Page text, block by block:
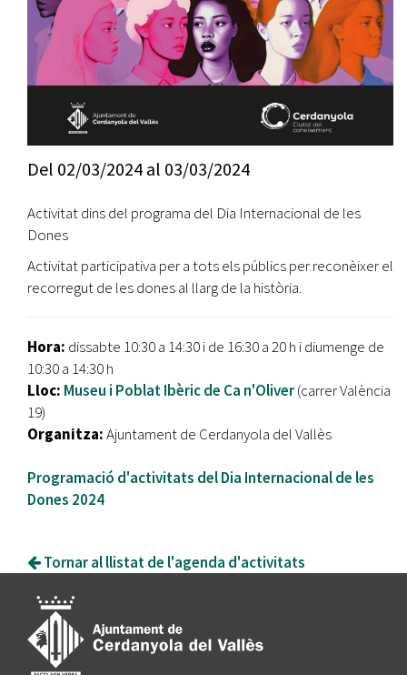
Del 02/03/2024 al 03/03/2024
Activitat dins del programa del Dia Internacional de les
Dones
Activitat participativa per a tots els públics per reconèixer el
recorregut de les dones al llarg de la història.
Hora: dissabte 10:30 a 14:30 i de 16:30 a 20 h i diumenge de
10:30 a 14:30 h
Lloc: Museu i Poblat Ibèric de Ca n'Oliver(carrer València
19)
Organitza:Ajuntament de Cerdanyola del Vallès
Programació d'activitats del Dia Internacional de les
Dones 2024
Tornar al llistat de l'agenda d'activitats